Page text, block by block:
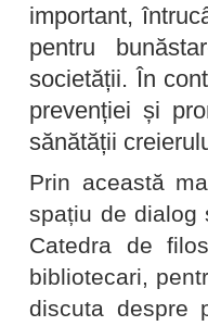
important,
pentru
societății. În
prevenției și
sănătății
Prin această
spațiu de dialog
Catedra de
bibliotecari,
discuta despre